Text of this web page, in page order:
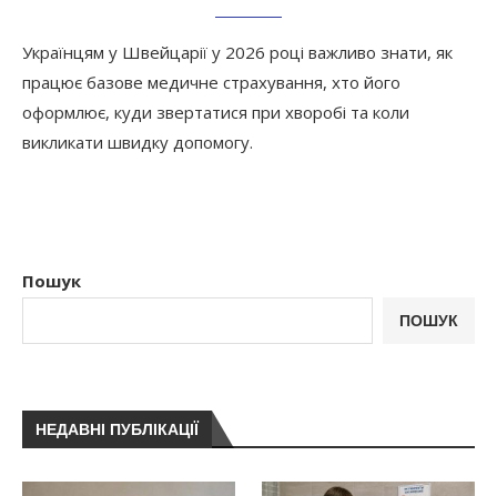
Українцям у Швейцарії у 2026 році важливо знати, як
працює базове медичне страхування, хто його
оформлює, куди звертатися при хворобі та коли
викликати швидку допомогу.
Пошук
ПОШУК
НЕДАВНІ ПУБЛІКАЦІЇ